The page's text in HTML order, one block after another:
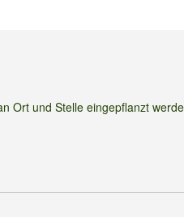
Ort und Stelle eingepflanzt